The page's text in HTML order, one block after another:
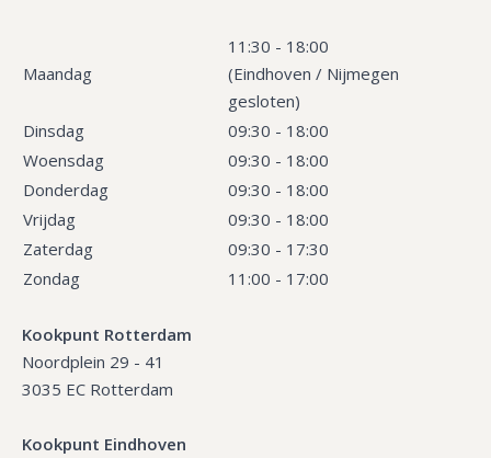
Maandag
11:30 - 18:00
(Eindhoven / Nijmegen
gesloten)
Dinsdag
09:30 - 18:00
Woensdag
09:30 - 18:00
Donderdag
09:30 - 18:00
Vrijdag
09:30 - 18:00
Zaterdag
09:30 - 17:30
Zondag
11:00 - 17:00
Kookpunt Rotterdam
Noordplein 29 - 41
3035 EC Rotterdam
Kookpunt Eindhoven